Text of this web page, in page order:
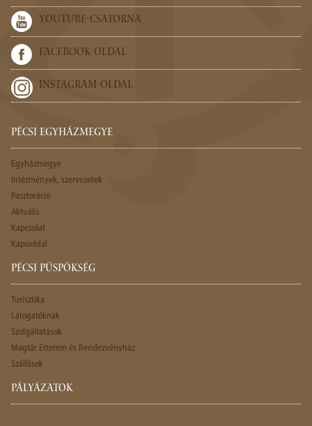
YOUTUBE-CSATORNA
FACEBOOK-OLDAL
INSTAGRAM-OLDAL
PÉCSI EGYHÁZMEGYE
Egyházmegye
Intézmények, szervezetek
Pasztoráció
Aktuális
Kapcsolat
Kapuoldal
PÉCSI PÜSPÖKSÉG
Turisztika
Látogatóknak
Szolgáltatások
Magtár Étterem és Rendezvényház
Szállások
PÁLYÁZATOK